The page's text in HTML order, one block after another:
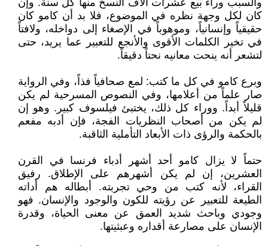
والسبب وراء بيع عشرات آلاف النسخ منها كل سنة. وإن
كان لكل وجهة نظره في الموضوع، فلا بد أن كامو كان
حقيقياً وإنسانياً، وموهوباً في الإصغاء إلى دواخله، ولافتاً
في تخير الكلمات الأقوى والأنجع للتعبير عما يريد، حتى
لتشعر أنه ينحت معانيه نحتاً دقيقاً.
وبرع كامو في كل ما كتب: لمع صحافياً فذاً، وفي الرواية
صار علماً من أعلامها، وفي النصوص المسرحية لم يكن
قليلاً أبداً. ووراء كل ذلك، يختبئ فيلسوف كبير. وهو إن
لم يكن من أصحاب النظريات الفجة، فإن أدبه مفعم
بالحكمة والرؤى ذات الأبعاد التأملية الثاقبة.
حتماً لا يزال كامو أحد أشهر أدباء فرنسا في القرن
العشرين، إن لم يكن أشهرهم على الإطلاق. رفيق
القراء، لأنه كتب من وحي تجربته. أبطاله هم أداته
الطيعة للتعبير عن رؤيته للكون والوجود والإنسان. فهو
وجودي وباحث شديد العمق عن معنى الحياة، وقدرة
الإنسان على مصارعة أقداره وعبثيتها.